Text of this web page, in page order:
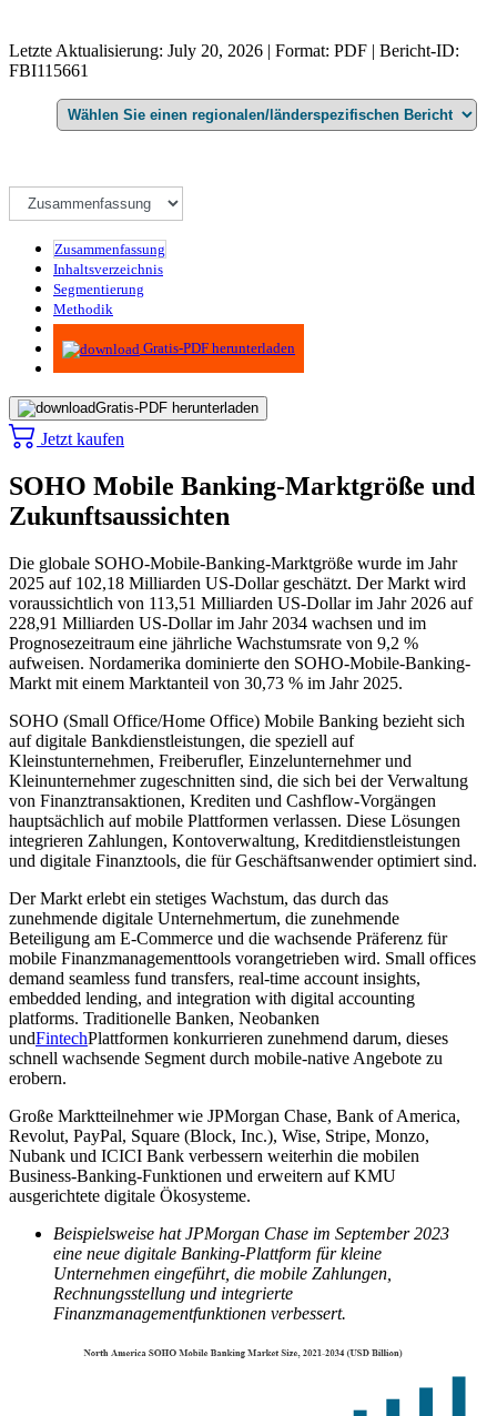
Letzte Aktualisierung: July 20, 2026 | Format: PDF | Bericht-ID:
FBI115661
Zusammenfassung
Inhaltsverzeichnis
Segmentierung
Methodik
Infografiken
Gratis-PDF herunterladen
Gratis-PDF herunterladen
Jetzt kaufen
SOHO Mobile Banking-Marktgröße und
Zukunftsaussichten
Die globale SOHO-Mobile-Banking-Marktgröße wurde im Jahr
2025 auf 102,18 Milliarden US-Dollar geschätzt. Der Markt wird
voraussichtlich von 113,51 Milliarden US-Dollar im Jahr 2026 auf
228,91 Milliarden US-Dollar im Jahr 2034 wachsen und im
Prognosezeitraum eine jährliche Wachstumsrate von 9,2 %
aufweisen. Nordamerika dominierte den SOHO-Mobile-Banking-
Markt mit einem Marktanteil von 30,73 % im Jahr 2025.
SOHO (Small Office/Home Office) Mobile Banking bezieht sich
auf digitale Bankdienstleistungen, die speziell auf
Kleinstunternehmen, Freiberufler, Einzelunternehmer und
Kleinunternehmer zugeschnitten sind, die sich bei der Verwaltung
von Finanztransaktionen, Krediten und Cashflow-Vorgängen
hauptsächlich auf mobile Plattformen verlassen. Diese Lösungen
integrieren Zahlungen, Kontoverwaltung, Kreditdienstleistungen
und digitale Finanztools, die für Geschäftsanwender optimiert sind.
Der Markt erlebt ein stetiges Wachstum, das durch das
zunehmende digitale Unternehmertum, die zunehmende
Beteiligung am E-Commerce und die wachsende Präferenz für
mobile Finanzmanagementtools vorangetrieben wird. Small offices
demand seamless fund transfers, real-time account insights,
embedded lending, and integration with digital accounting
platforms. Traditionelle Banken, Neobanken
undFintechPlattformen konkurrieren zunehmend darum, dieses
schnell wachsende Segment durch mobile-native Angebote zu
erobern.
Große Marktteilnehmer wie JPMorgan Chase, Bank of America,
Revolut, PayPal, Square (Block, Inc.), Wise, Stripe, Monzo,
Nubank und ICICI Bank verbessern weiterhin die mobilen
Business-Banking-Funktionen und erweitern auf KMU
ausgerichtete digitale Ökosysteme.
Beispielsweise hat JPMorgan Chase im September 2023
eine neue digitale Banking-Plattform für kleine
Unternehmen eingeführt, die mobile Zahlungen,
Rechnungsstellung und integrierte
Finanzmanagementfunktionen verbessert.